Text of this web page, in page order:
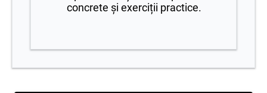
concrete și exerciții practice.